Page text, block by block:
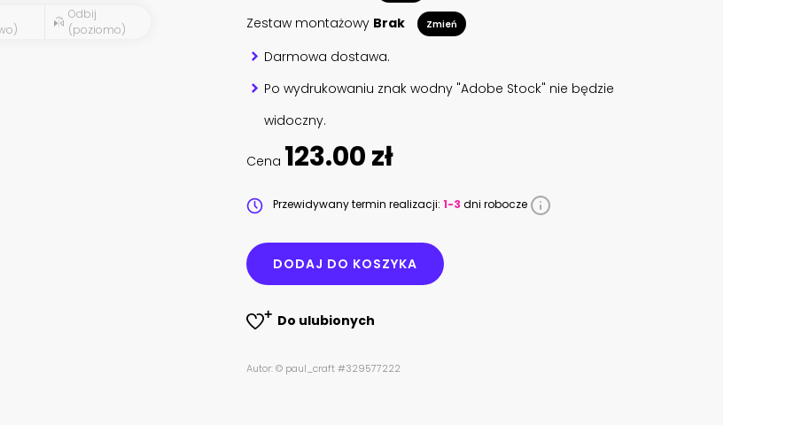
Odbij
(poziomo)
Zestaw montażowy Brak Zmień
Darmowa dostawa.
Po wydrukowaniu znak wodny "Adobe Stock" nie będzie
widoczny.
Cena 123.00 zł
Przewidywany termin realizacji: 1-3 dni robocze
DODAJ DO KOSZYKA
Do ulubionych
Autor: © paul_craft #329577222